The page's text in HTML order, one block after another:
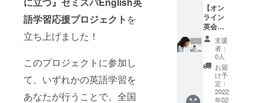
語学習応援プロジェクト を
立ち上げました！
このプロジェクトに参加し
て、いずれかの英語学習を
あなたが行うことで、全国
様々提供し
ています！
・大学生専
用のオンラ
イン英語プ
ログラム
【セミスパ
English】は
ご経験や応援
メッセージをぜ
ひ備考欄にお願
いします。
ファーストネー
ムのみでも結構
ですのでお名前
もぜひお願い致
します。（何口
分でも結構で
【オン
ライン
英会話
のレッ
スン１
回】 ◆
英語初
級者か
ら中級
者向け
支援
者：
0人
お届
け予
定：
2022
年02